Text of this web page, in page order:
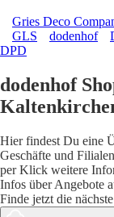
Gries Deco
GLS
dodenhof
DPD
dodenhof
Hier findest Du eine
Geschäfte und
per Klick weitere
Infos über Angebote
Finde jetzt die